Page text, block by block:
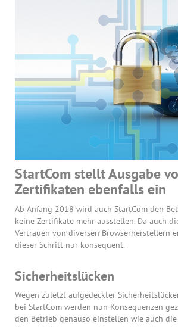
StartCom stellt Ausgabe
Zertifikaten ebenfalls ein
Ab Anfang 2018 wird auch StartCom den
keine Zertifikate mehr ausstellen. Da auch
Vertrauen von diversen Browserherstellern
dieser Schritt nur konsequent.
Sicherheitslücken
Wegen zuletzt aufgedeckter
bei StartCom werden nun Konsequenzen
den Betrieb genauso einstellen wie auch